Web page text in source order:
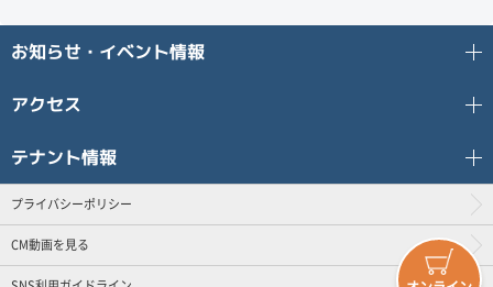
お知らせ・イベント情報
アクセス
テナント情報
プライバシーポリシー
CM動画を見る